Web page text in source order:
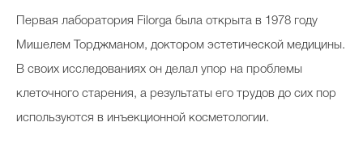
Первая лаборатория Filorga была открыта в 1978 году
Мишелем Торджманом, доктором эстетической медицины.
В своих исследованиях он делал упор на проблемы
клеточного старения, а результаты его трудов до сих пор
используются в инъекционной косметологии.